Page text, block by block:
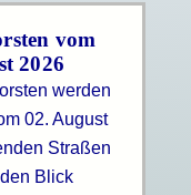
vom
2026
werden
02. August
Straßen
Blick